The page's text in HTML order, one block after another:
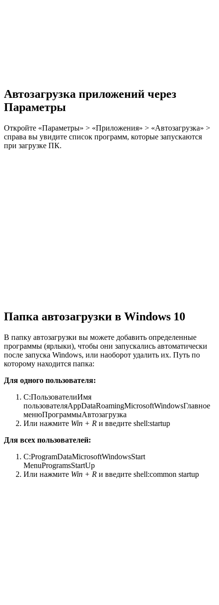
Автозагрузка приложений через
Параметры
Откройте «Параметры» > «Приложения» > «Автозагрузка» >
справа вы увидите список программ, которые запускаются
при загрузке ПК.
Папка автозагрузки в Windows 10
В папку автозагрузки вы можете добавить определенные
программы (ярлыки), чтобы они запускались автоматически
после запуска Windows, или наоборот удалить их. Путь по
которому находится папка:
Для одного пользователя:
C:ПользователиИмя
пользователяAppDataRoamingMicrosoftWindowsГлавное
менюПрограммыАвтозагрузка
Или нажмите Win + R и введите shell:startup
Для всех пользователей:
C:ProgramDataMicrosoftWindowsStart
MenuProgramsStartUp
Или нажмите Win + R и введите shell:common startup